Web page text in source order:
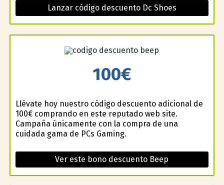
Lanzar código descuento Dc Shoes
100€
Llévate hoy nuestro código descuento adicional de
100€ comprando en este reputado web site.
Campaña únicamente con la compra de una
cuidada gama de PCs Gaming.
Ver este bono descuento Beep